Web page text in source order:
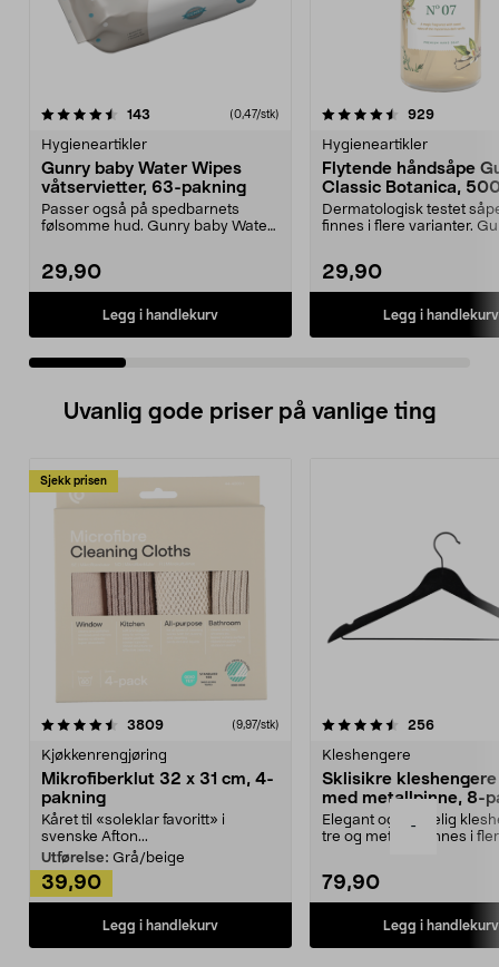
-
143 (0,47/stk)
Hygieneartikler
Gunry baby Water Wipes
våtservietter, 63-pakning
Passer også på spedbarnets
følsomme hud. Gunry baby Water
29,90
Legg i handlekurv
4.5 av 5 stjerner 929
Hygieneartikler
Flytende håndsåpe
Classic Botanica,
Dermatologisk testet
finnes i flere varianter.
29,90
Legg i handlekurv
4.5 av 5 stjerner
Uvanlig gode priser på vanlige ting
Sjekk prisen
3809anmeldelser(9,97/stk)
Kjøkkenrengjøring
Mikrofiberklut 32 x 31 cm, 4-
pakning
Kåret til «soleklar favoritt» i
svenske Afton...
Utførelse: Grå/beige
39,90
Legg i handlekurv
4.5av 5 stjerner 256
Kleshengere
Sklisikre
med metallpinne, 8-
Elegant og skikkelig
tre og metall – finnes i
79,90
Legg i handlekurv
4.5av 5 stjerner